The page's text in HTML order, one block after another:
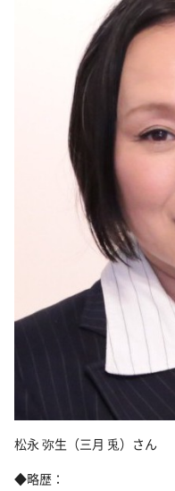
松永 弥生（三月 兎）さん
◆略歴：